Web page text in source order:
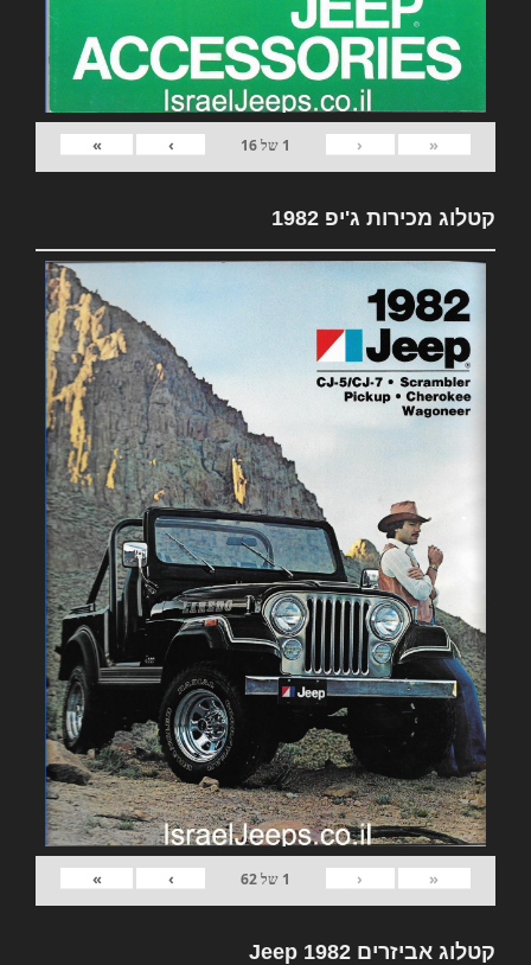
«
‹
1 של16
›
»
קטלוג מכירות ג'יפ 1982
«
‹
1 של62
›
»
קטלוג אביזרים 1982 Jeep